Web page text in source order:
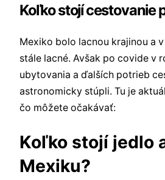
Koľko stojí cestovanie
Mexiko bolo lacnou krajinou a
stále lacné. Avšak po covide v
ubytovania a ďalších potrieb
astronomicky stúpli. Tu je
čo môžete očakávať:
Koľko stojí jedlo
Mexiku?